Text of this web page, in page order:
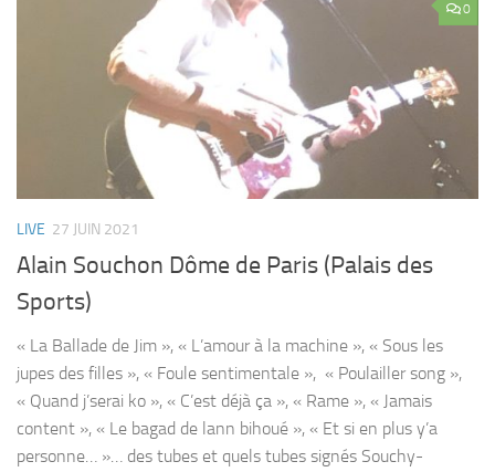
0
LIVE 27 JUIN 2021
Alain Souchon Dôme de Paris (Palais des
Sports)
« La Ballade de Jim », « L’amour à la machine », « Sous les
jupes des filles », « Foule sentimentale », « Poulailler song »,
« Quand j’serai ko », « C’est déjà ça », « Rame », « Jamais
content », « Le bagad de lann bihoué », « Et si en plus y’a
personne… »… des tubes et quels tubes signés Souchy-